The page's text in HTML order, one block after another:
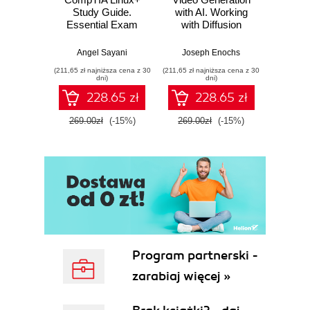
Summary
Using Tableau
My Tableau Story
Tableau Products
Connecting to Data
The Tableau User Interface
Data types
Changing data types
Calculated fields
Creating visualizations
Show Me
Summary
3. How Much and How Many
Study Guide.
Essential Exam
Angel Sayani
(211,65 zł najniższa cena z 30
dni)
228.65 zł
269.00zł (-15%)
with AI. Working
with Diffusion
Multimodal
Joseph Enochs
(211,65 zł najniższa cena z 30
dni)
228.65 zł
269.00zł (-15%)
Program partnerski -
zarabiaj więcej »